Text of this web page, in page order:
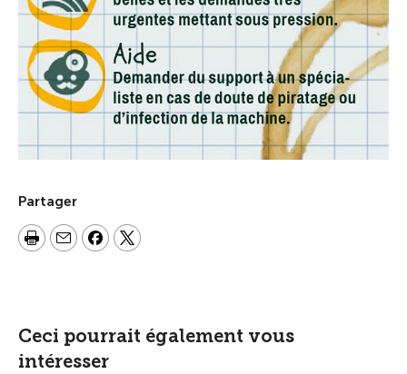
Partager
Ceci pourrait également vous
intéresser